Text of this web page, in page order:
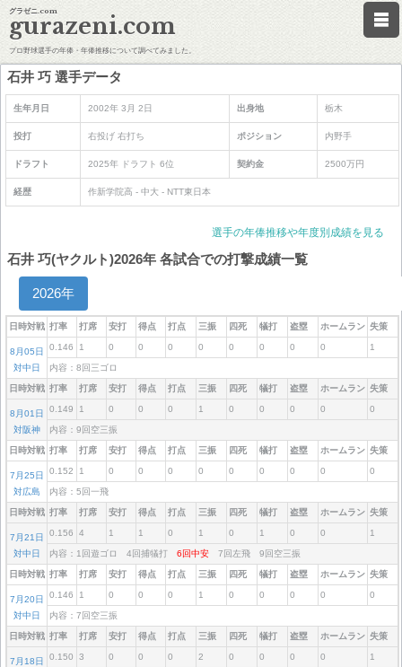
グラゼニ.com
gurazeni.com
プロ野球選手の年俸・年俸推移について調べてみました。
石井 巧 選手データ
生年月日 2002年 3月 2日 出身地 栃木
投打 右投げ 右打ち ポジション 内野手
ドラフト 2025年 ドラフト 6位 契約金 2500万円
経歴 作新学院高 - 中大 - NTT東日本
選手の年俸推移や年度別成績を見る
石井 巧(ヤクルト)2026年 各試合での打撃成績一覧
2026年
日時対戦 打率 打席 安打 得点 打点 三振 四死 犠打 盗塁 ホームラン 失策
8月05日
対中日
0.146 1 0 0 0 0 0 0 0 0 1
内容：8回三ゴロ
日時対戦 打率 打席 安打 得点 打点 三振 四死 犠打 盗塁 ホームラン 失策
8月01日
対阪神
0.149 1 0 0 0 1 0 0 0 0 0
内容：9回空三振
日時対戦 打率 打席 安打 得点 打点 三振 四死 犠打 盗塁 ホームラン 失策
7月25日
対広島
0.152 1 0 0 0 0 0 0 0 0 0
内容：5回一飛
日時対戦 打率 打席 安打 得点 打点 三振 四死 犠打 盗塁 ホームラン 失策
7月21日
対中日
0.156 4 1 1 0 1 0 1 0 0 1
内容：1回遊ゴロ 4回捕犠打 6回中安 7回左飛 9回空三振
日時対戦 打率 打席 安打 得点 打点 三振 四死 犠打 盗塁 ホームラン 失策
7月20日
対中日
0.146 1 0 0 0 1 0 0 0 0 0
内容：7回空三振
日時対戦 打率 打席 安打 得点 打点 三振 四死 犠打 盗塁 ホームラン 失策
7月18日
0.150 3 0 0 0 2 0 0 0 0 1